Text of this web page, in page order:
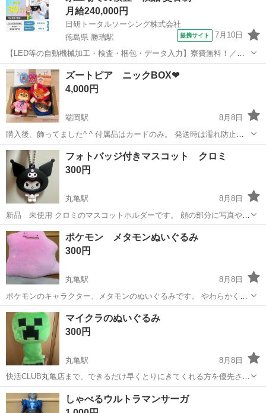
月給240,000円
日研トータルソーシング株式会社
徳島県 勝瑞駅
提携サイト 7月10日
【LED等の自動機械加工・検査・梱包・データ入力】寮費無料！／年
間休日は130日以上／未経験OK！ お仕事について スマートフォンやパ
ソコン、車などに使われるLED等の電子部品の製造とそれに付帯する
作業になります。①部品を...
徳島 鳴門市 勝瑞駅
ズートピア ニックBOX❤︎
4,000円
端岡駅
8月8日
購入後、飾ってました^ ^ 付属品はカードのみ。 発送時は濡れ防止の
梱包をさせて頂きます。 #ズートピア#ニック#ズートピアブランドボ
ックス
香川 高松市 端岡駅 フィギュア ズートピア
フォトバッジ付きマスコット クロミ
300円
丸亀駅
8月8日
新品 未使用 クロミのマスコットホルダーです。 顔の部分に写真や缶
バッジを入れることができます。 子どもの写真を入れたり、推し活に
も使えます。
香川 丸亀市 その他
ポケモン メタモンぬいぐるみ
300円
丸亀駅
8月8日
ポケモンのキャラクター、メタモンのぬいぐるみです。 やわらかくて
モチモチです。
香川 丸亀市 丸亀駅 おもちゃ
マイクラのぬいぐるみ
300円
丸亀駅
8月8日
快活CLUB丸亀店まで、できるだけ早くとりにきてくれる方を優先させ
ていただきます。 よろしくおねがいします。
香川 丸亀市 おもちゃ マイクラ
しゃべるウルトラマンサーガ